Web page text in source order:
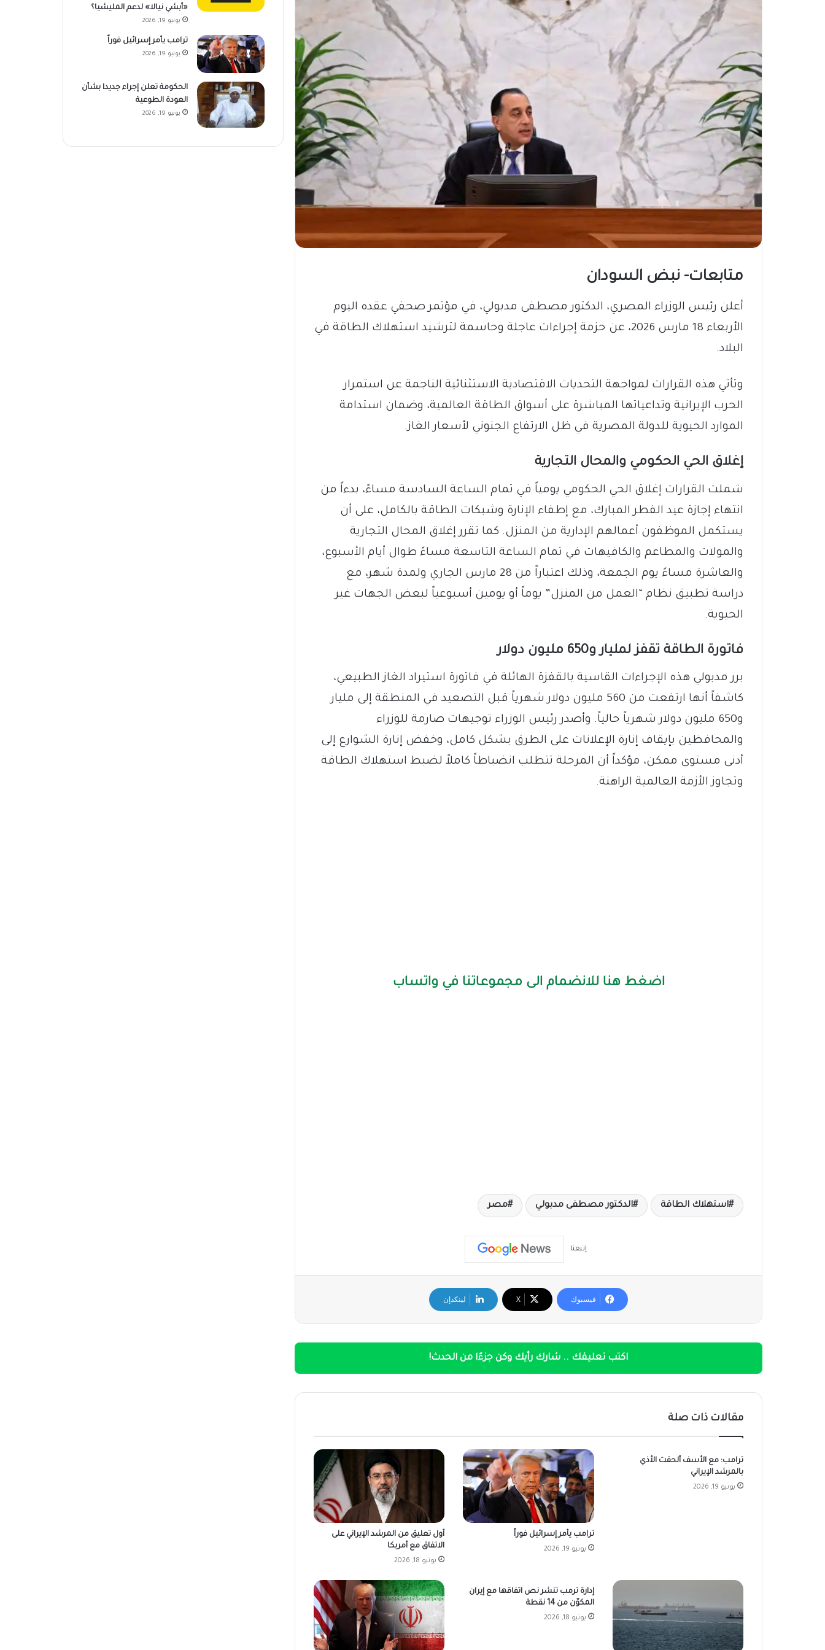
متابعات- نبض السودان
أعلن رئيس الوزراء المصري، الدكتور مصطفى مدبولي، في مؤتمر صحفي عقده اليوم
الأربعاء 18 مارس 2026، عن حزمة إجراءات عاجلة وحاسمة لترشيد استهلاك الطاقة في
البلاد.
وتأتي هذه القرارات لمواجهة التحديات الاقتصادية الاستثنائية الناجمة عن استمرار
الحرب الإيرانية وتداعياتها المباشرة على أسواق الطاقة العالمية، وضمان استدامة
الموارد الحيوية للدولة المصرية في ظل الارتفاع الجنوني لأسعار الغاز.
إغلاق الحي الحكومي والمحال التجارية
شملت القرارات إغلاق الحي الحكومي يومياً في تمام الساعة السادسة مساءً، بدءاً من
انتهاء إجازة عيد الفطر المبارك، مع إطفاء الإنارة وشبكات الطاقة بالكامل، على أن
يستكمل الموظفون أعمالهم الإدارية من المنزل. كما تقرر إغلاق المحال التجارية
والمولات والمطاعم والكافيهات في تمام الساعة التاسعة مساءً طوال أيام الأسبوع،
والعاشرة مساءً يوم الجمعة، وذلك اعتباراً من 28 مارس الجاري ولمدة شهر، مع
دراسة تطبيق نظام “العمل من المنزل” يوماً أو يومين أسبوعياً لبعض الجهات غير
الحيوية.
فاتورة الطاقة تقفز لمليار و650 مليون دولار
برر مدبولي هذه الإجراءات القاسية بالقفزة الهائلة في فاتورة استيراد الغاز الطبيعي،
كاشفاً أنها ارتفعت من 560 مليون دولار شهرياً قبل التصعيد في المنطقة إلى مليار
و650 مليون دولار شهرياً حالياً. وأصدر رئيس الوزراء توجيهات صارمة للوزراء
والمحافظين بإيقاف إنارة الإعلانات على الطرق بشكل كامل، وخفض إنارة الشوارع إلى
أدنى مستوى ممكن، مؤكداً أن المرحلة تتطلب انضباطاً كاملاً لضبط استهلاك الطاقة
وتجاوز الأزمة العالمية الراهنة.
اضغط هنا للانضمام الى مجموعاتنا في واتساب
استهلاك الطاقة الدكتور مصطفى مدبولي مصر
إتبعنا
فيسبوك ‫X لينكدإن
اكتب تعليقك .. شارك رأيك وكن جزءًا من الحدث!
مقالات ذات صلة
ترامب: مع الأسف ألحقت الأذي
بالمرشد الإيراني
يونيو 19, 2026
ترامب يأمر إسرائيل فوراً
يونيو 19, 2026
أول تعليق من المرشد الإيراني على
الاتفاق مع أمريكا
يونيو 18, 2026
إدارة ترمب تنشر نص اتفاقها مع إيران
المكوّن من 14 نقطة
يونيو 18, 2026
«أبشي نيالا» لدعم المليشيا؟
يونيو 19, 2026
ترامب يأمر إسرائيل فوراً
يونيو 19, 2026
الحكومة تعلن إجراء جديدا بشأن
العودة الطوعية
يونيو 19, 2026